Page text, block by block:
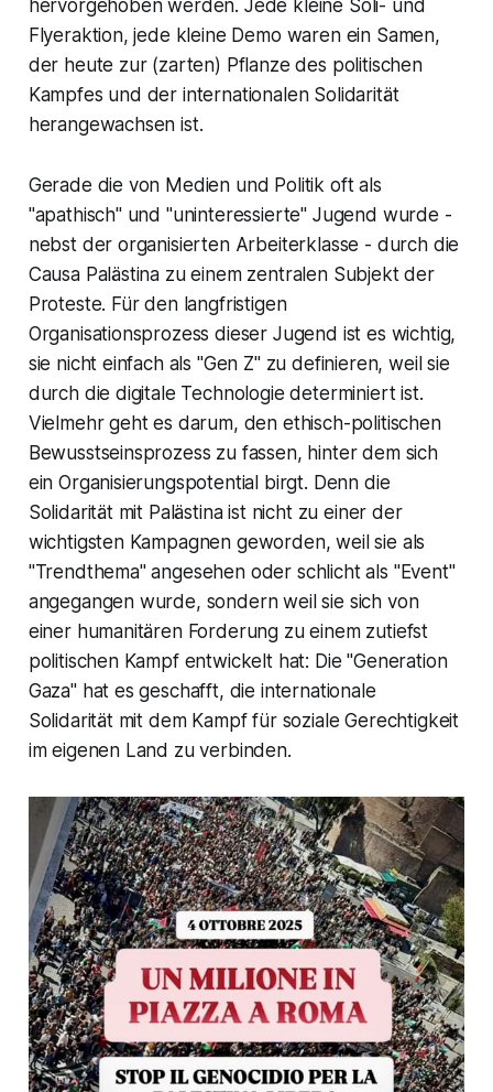
hervorgehoben werden. Jede kleine Soli- und
Flyeraktion, jede kleine Demo waren ein Samen,
der heute zur (zarten) Pflanze des politischen
Kampfes und der internationalen Solidarität
herangewachsen ist.
Gerade die von Medien und Politik oft als
"apathisch" und "uninteressierte" Jugend wurde -
nebst der organisierten Arbeiterklasse - durch die
Causa Palästina zu einem zentralen Subjekt der
Proteste. Für den langfristigen
Organisationsprozess dieser Jugend ist es wichtig,
sie nicht einfach als "Gen Z" zu definieren, weil sie
durch die digitale Technologie determiniert ist.
Vielmehr geht es darum, den ethisch-politischen
Bewusstseinsprozess zu fassen, hinter dem sich
ein Organisierungspotential birgt. Denn die
Solidarität mit Palästina ist nicht zu einer der
wichtigsten Kampagnen geworden, weil sie als
"Trendthema" angesehen oder schlicht als "Event"
angegangen wurde, sondern weil sie sich von
einer humanitären Forderung zu einem zutiefst
politischen Kampf entwickelt hat: Die "Generation
Gaza" hat es geschafft, die internationale
Solidarität mit dem Kampf für soziale Gerechtigkeit
im eigenen Land zu verbinden.